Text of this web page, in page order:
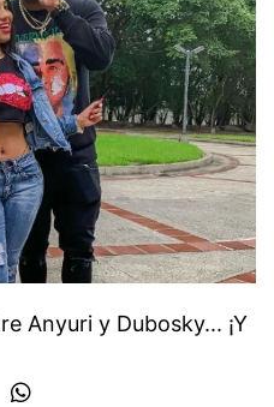
Anyuri y Dubosky... ¡Y